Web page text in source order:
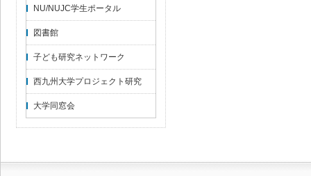
NU/NUJC学生ポータル
図書館
子ども研究ネットワーク
西九州大学プロジェクト研究
大学同窓会